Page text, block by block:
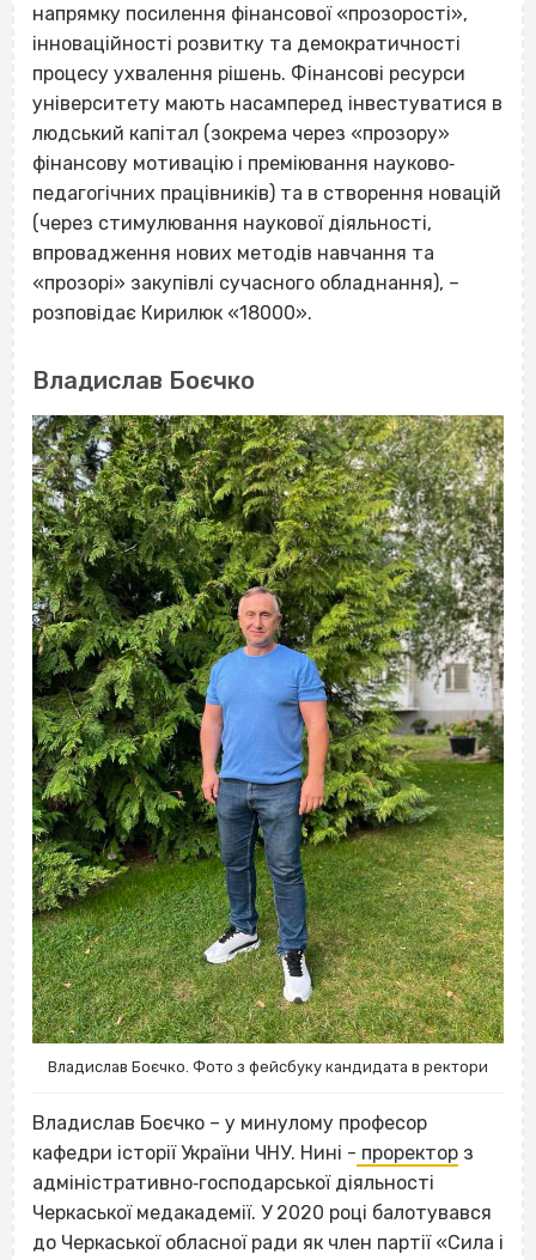
напрямку посилення фінансової «прозорості»,
інноваційності розвитку та демократичності
процесу ухвалення рішень. Фінансові ресурси
університету мають насамперед інвестуватися в
людський капітал (зокрема через «прозору»
фінансову мотивацію і преміювання науково‐
педагогічних працівників) та в створення новацій
(через стимулювання наукової діяльності,
впровадження нових методів навчання та
«прозорі» закупівлі сучасного обладнання), –
розповідає Кирилюк «18000».
Владислав Боєчко
Владислав Боєчко. Фото з фейсбуку кандидата в ректори
Владислав Боєчко – у минулому професор
кафедри історії України ЧНУ. Нині - проректор з
адміністративно‐господарської діяльності
Черкаської медакадемії. У 2020 році балотувався
до Черкаської обласної ради як член партії «Сила і